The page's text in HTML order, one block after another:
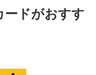
ードがおすす